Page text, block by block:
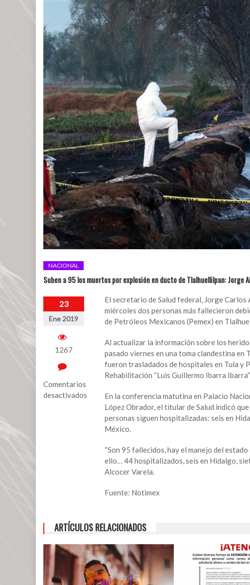
NACIONAL
Suben a 95 los muertos por explosión en ducto de Tlalhuellilpan: Jorge
23
Ene 2019
1267
Comentarios
desactivados
Tlalhuellilpan:
Jorge
Alcocer
El secretario de Salud federal, Jorge
miércoles dos personas más fallecieron
de Petróleos Mexicanos (Pemex) en
Al actualizar la información sobre los
pasado viernes en una toma clandestina
fueron trasladados de hospitales en Tula y
Rehabilitación “Luis Guillermo Ibarra
En la conferencia matutina en Palacio
López Obrador, el titular de Salud indicó
personas siguen hospitalizadas: seis en
México.
“Son 95 fallecidos, hay el manejo del
ello… 44 hospitalizados, seis en Hidalgo,
Alcocer Varela.
Fuente: Notimex
ARTÍCULOS RELACIONADOS